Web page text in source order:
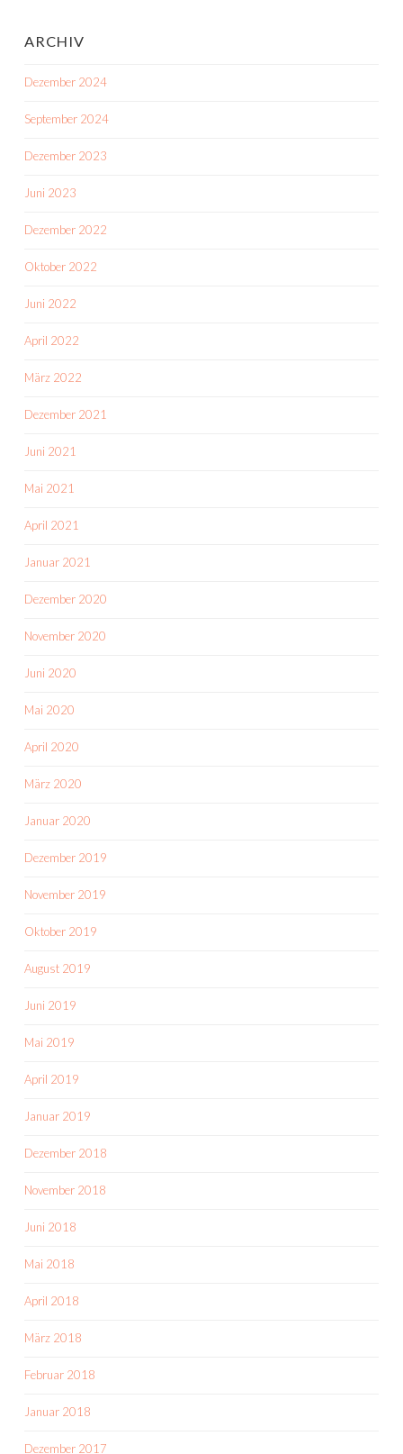
ARCHIV
Dezember 2024
September 2024
Dezember 2023
Juni 2023
Dezember 2022
Oktober 2022
Juni 2022
April 2022
März 2022
Dezember 2021
Juni 2021
Mai 2021
April 2021
Januar 2021
Dezember 2020
November 2020
Juni 2020
Mai 2020
April 2020
März 2020
Januar 2020
Dezember 2019
November 2019
Oktober 2019
August 2019
Juni 2019
Mai 2019
April 2019
Januar 2019
Dezember 2018
November 2018
Juni 2018
Mai 2018
April 2018
März 2018
Februar 2018
Januar 2018
Dezember 2017